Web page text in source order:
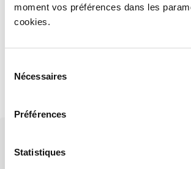
moment vos préférences dans les
cookies.
Nécessaires
Préférences
Statistiques
A 20 kilomètres de Paris
Nationale 17
Elodie BADUN